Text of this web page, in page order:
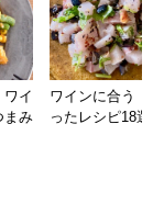
イ
まみ
ワインに合う
ったレシピ18